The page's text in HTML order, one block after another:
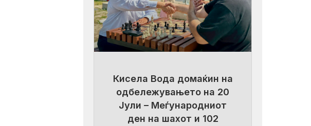
Кисела Вода домаќин на
одбележувањето на 20
Јули – Меѓународниот
ден на шахот и 102